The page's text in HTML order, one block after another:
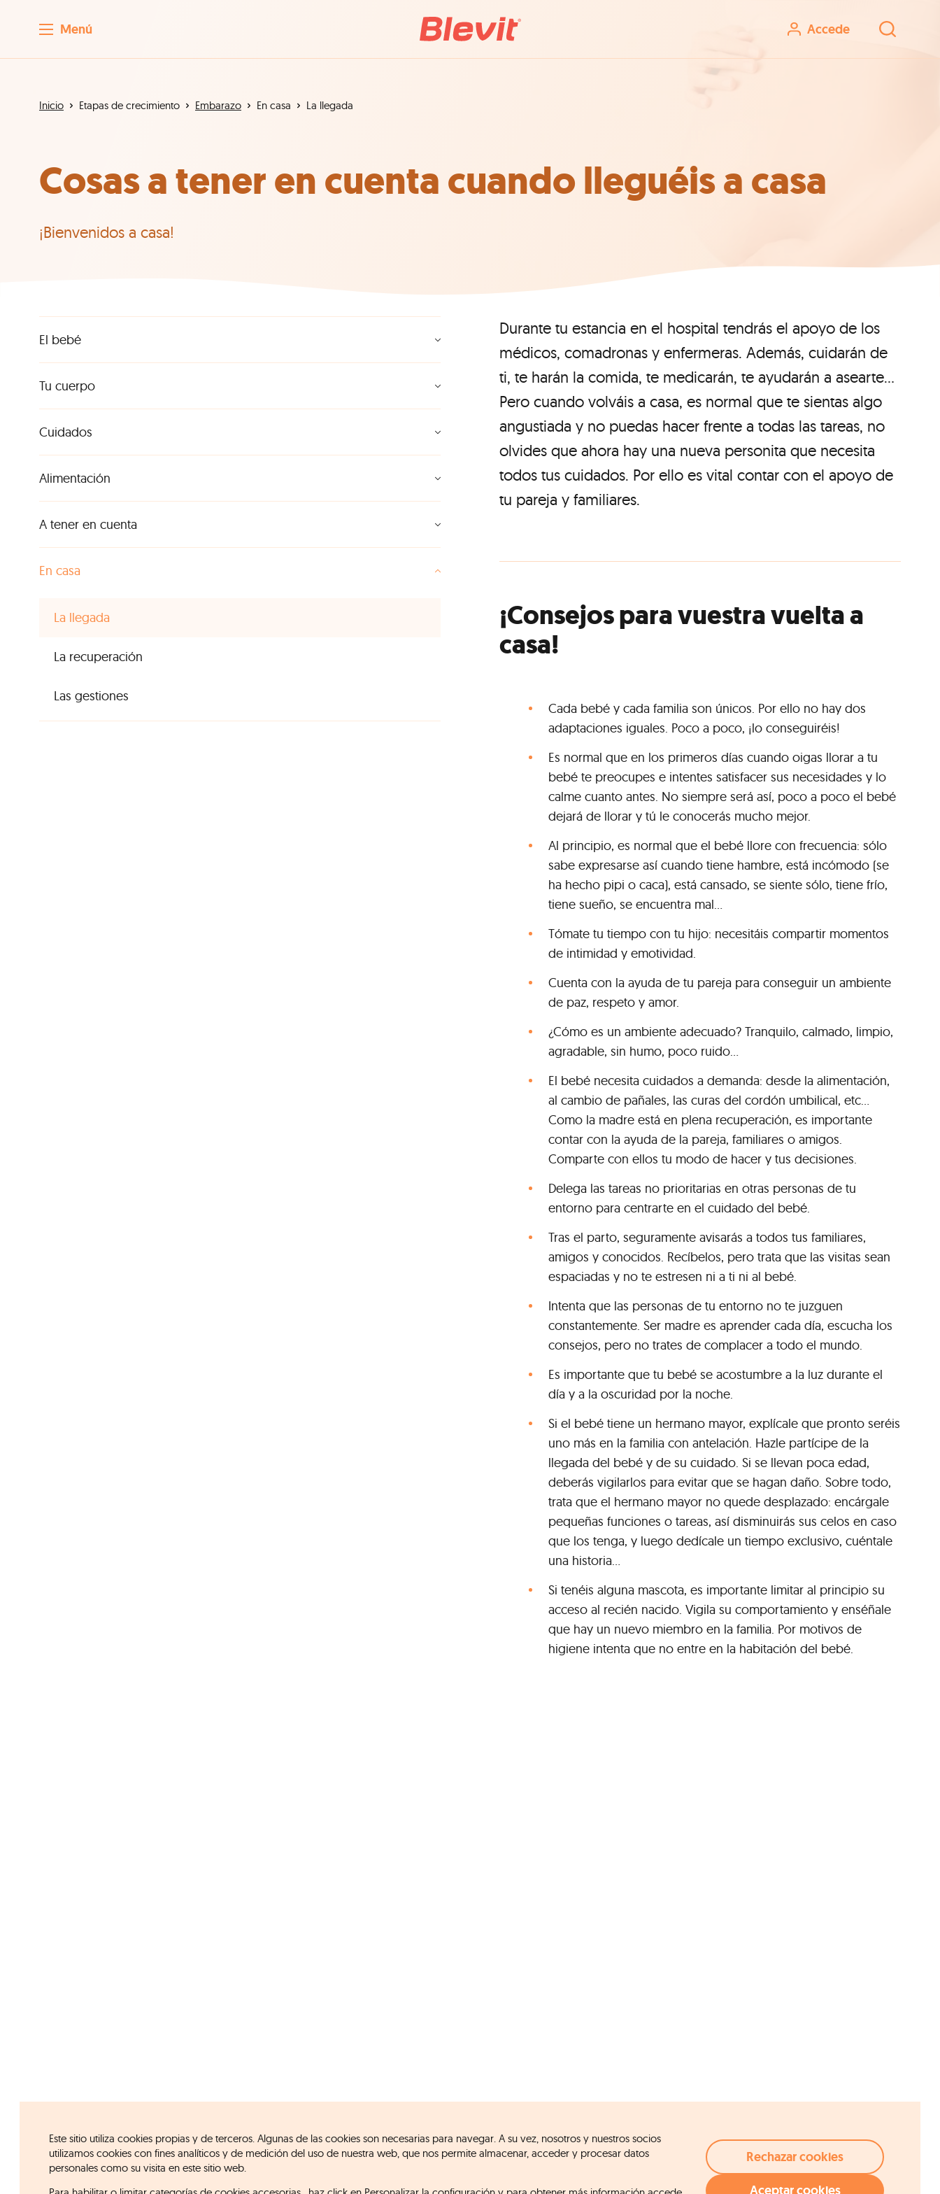
Menú Accede
Inicio Etapas de crecimiento Embarazo En casa La llegada
Cosas a tener en cuenta cuando lleguéis a casa
¡Bienvenidos a casa!
El bebé
Tu cuerpo
Cuidados
Alimentación
A tener en cuenta
En casa
La llegada
La recuperación
Las gestiones
Durante tu estancia en el hospital tendrás el apoyo de los
médicos, comadronas y enfermeras. Además, cuidarán de
ti, te harán la comida, te medicarán, te ayudarán a asearte...
Pero cuando volváis a casa, es normal que te sientas algo
angustiada y no puedas hacer frente a todas las tareas, no
olvides que ahora hay una nueva personita que necesita
todos tus cuidados. Por ello es vital contar con el apoyo de
tu pareja y familiares.
¡Consejos para vuestra vuelta a
casa!
Cada bebé y cada familia son únicos. Por ello no hay dos
adaptaciones iguales. Poco a poco, ¡lo conseguiréis!
Es normal que en los primeros días cuando oigas llorar a tu
bebé te preocupes e intentes satisfacer sus necesidades y lo
calme cuanto antes. No siempre será así, poco a poco el bebé
dejará de llorar y tú le conocerás mucho mejor.
Al principio, es normal que el bebé llore con frecuencia: sólo
sabe expresarse así cuando tiene hambre, está incómodo (se
ha hecho pipi o caca), está cansado, se siente sólo, tiene frío,
tiene sueño, se encuentra mal...
Tómate tu tiempo con tu hijo: necesitáis compartir momentos
de intimidad y emotividad.
Cuenta con la ayuda de tu pareja para conseguir un ambiente
de paz, respeto y amor.
¿Cómo es un ambiente adecuado? Tranquilo, calmado, limpio,
agradable, sin humo, poco ruido...
El bebé necesita cuidados a demanda: desde la alimentación,
al cambio de pañales, las curas del cordón umbilical, etc...
Como la madre está en plena recuperación, es importante
contar con la ayuda de la pareja, familiares o amigos.
Comparte con ellos tu modo de hacer y tus decisiones.
Delega las tareas no prioritarias en otras personas de tu
entorno para centrarte en el cuidado del bebé.
Tras el parto, seguramente avisarás a todos tus familiares,
amigos y conocidos. Recíbelos, pero trata que las visitas sean
espaciadas y no te estresen ni a ti ni al bebé.
Intenta que las personas de tu entorno no te juzguen
constantemente. Ser madre es aprender cada día, escucha los
consejos, pero no trates de complacer a todo el mundo.
Es importante que tu bebé se acostumbre a la luz durante el
día y a la oscuridad por la noche.
Si el bebé tiene un hermano mayor, explícale que pronto seréis
uno más en la familia con antelación. Hazle partícipe de la
llegada del bebé y de su cuidado. Si se llevan poca edad,
deberás vigilarlos para evitar que se hagan daño. Sobre todo,
trata que el hermano mayor no quede desplazado: encárgale
pequeñas funciones o tareas, así disminuirás sus celos en caso
que los tenga, y luego dedícale un tiempo exclusivo, cuéntale
una historia...
Si tenéis alguna mascota, es importante limitar al principio su
acceso al recién nacido. Vigila su comportamiento y enséñale
que hay un nuevo miembro en la familia. Por motivos de
higiene intenta que no entre en la habitación del bebé.
Este sitio utiliza cookies propias y de terceros. Algunas de las cookies son necesarias para navegar. A su vez, nosotros y nuestros socios
utilizamos cookies con fines analíticos y de medición del uso de nuestra web, que nos permite almacenar, acceder y procesar datos
personales como su visita en este sitio web.
Rechazar cookies
Aceptar cookies